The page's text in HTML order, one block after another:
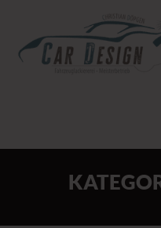
springen